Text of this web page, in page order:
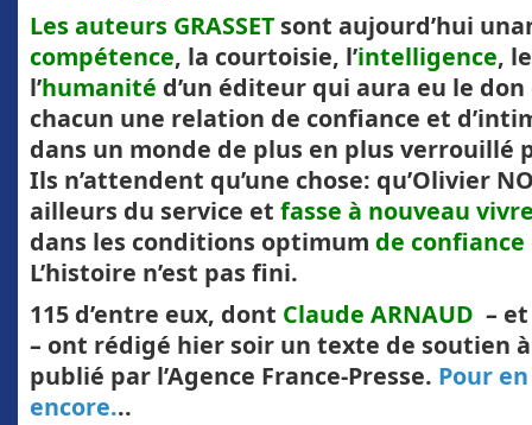
Les auteurs GRASSET sont aujourd’hui
compétence, la courtoisie, l’intelligence,
l’humanité d’un éditeur qui aura eu le
chacun une relation de confiance et
dans un monde de plus en plus verrouillé
Ils n’attendent qu’une chose: qu’Olivier
ailleurs du service et fasse à nouveau
dans les conditions optimum de confiance
L’histoire n’est pas fini.
115 d’entre eux, dont Claude ARNAUD –
– ont rédigé hier soir un texte de soutien
publié par l’Agence France-Presse. Pour
encore...